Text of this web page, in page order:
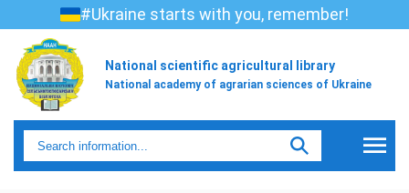
#Ukraine starts with you, remember!
National scientific agricultural library
National academy of agrarian sciences of Ukraine